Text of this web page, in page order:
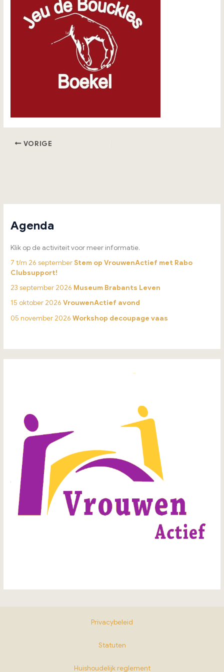
VORIGE
Agenda
Klik op de activiteit voor meer informatie.
7 t/m 26 septemberStem op VrouwenActief met Rabo
Clubsupport!
23 september 2026 Museum Brabants Leven
15 oktober 2026VrouwenActief avond
05 november 2026Workshop decoupage vaas
Privacybeleid
Statuten
Huishoudelijk reglement